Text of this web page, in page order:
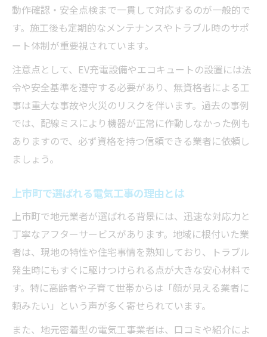
動作確認・安全点検まで一貫して対応するのが一般的で
す。施工後も定期的なメンテナンスやトラブル時のサポ
ート体制が重要視されています。
注意点として、EV充電設備やエコキュートの設置には法
令や安全基準を遵守する必要があり、無資格者による工
事は重大な事故や火災のリスクを伴います。過去の事例
では、配線ミスにより機器が正常に作動しなかった例も
ありますので、必ず資格を持つ信頼できる業者に依頼し
ましょう。
上市町で選ばれる電気工事の理由とは
上市町で地元業者が選ばれる背景には、迅速な対応力と
丁寧なアフターサービスがあります。地域に根付いた業
者は、現地の特性や住宅事情を熟知しており、トラブル
発生時にもすぐに駆けつけられる点が大きな安心材料で
す。特に高齢者や子育て世帯からは「顔が見える業者に
頼みたい」という声が多く寄せられています。
また、地元密着型の電気工事業者は、口コミや紹介によ